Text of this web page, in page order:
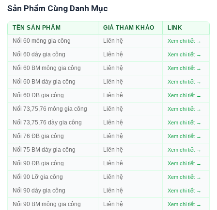
Sản Phẩm Cùng Danh Mục
TÊN SẢN PHẨM GIÁ THAM KHẢO
LINK
Nối 60 mỏng gia công
Liên hệ Xem chi tiết →
Nối 60 dày gia công Liên hệ Xem chi tiết →
Nối 60 BM mỏng gia công Liên hệ Xem chi tiết →
Nối 60 BM dày gia công Liên hệ Xem chi tiết →
Nối 60 ĐB gia công Liên hệ Xem chi tiết →
Nối 73,75,76 mỏng gia công Liên hệ Xem chi tiết →
Nối 73,75,76 dày gia công Liên hệ Xem chi tiết →
Nối 76 ĐB gia công Liên hệ Xem chi tiết →
Nối 75 BM dày gia công Liên hệ Xem chi tiết →
Nối 90 ĐB gia công Liên hệ Xem chi tiết →
Nối 90 Lỡ gia công Liên hệ Xem chi tiết →
Nối 90 dày gia công Liên hệ Xem chi tiết →
Nối 90 BM mỏng gia công Liên hệ Xem chi tiết →